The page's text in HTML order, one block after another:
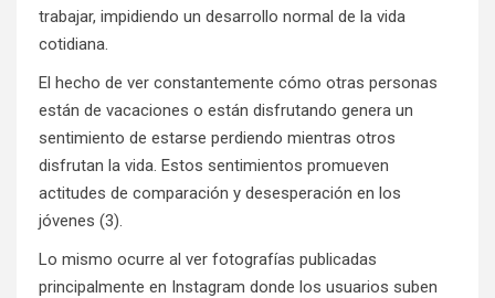
trabajar, impidiendo un desarrollo normal de la vida
cotidiana.
El hecho de ver constantemente cómo otras personas
están de vacaciones o están disfrutando genera un
sentimiento de estarse perdiendo mientras otros
disfrutan la vida. Estos sentimientos promueven
actitudes de comparación y desesperación en los
jóvenes (3).
Lo mismo ocurre al ver fotografías publicadas
principalmente en Instagram donde los usuarios suben